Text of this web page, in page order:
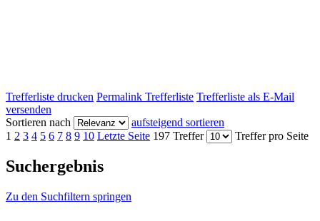
Trefferliste drucken Permalink Trefferliste Trefferliste als E-Mail
versenden
Sortieren nach
aufsteigend sortieren
1 2 3 4 5 6 7 8 9 10 Letzte Seite 197 Treffer Treffer pro Seite
Suchergebnis
Zu den Suchfiltern springen